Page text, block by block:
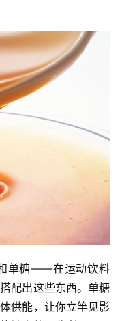
单糖——在运动饮料
配出这些东西。单糖
供能，让你立竿见影